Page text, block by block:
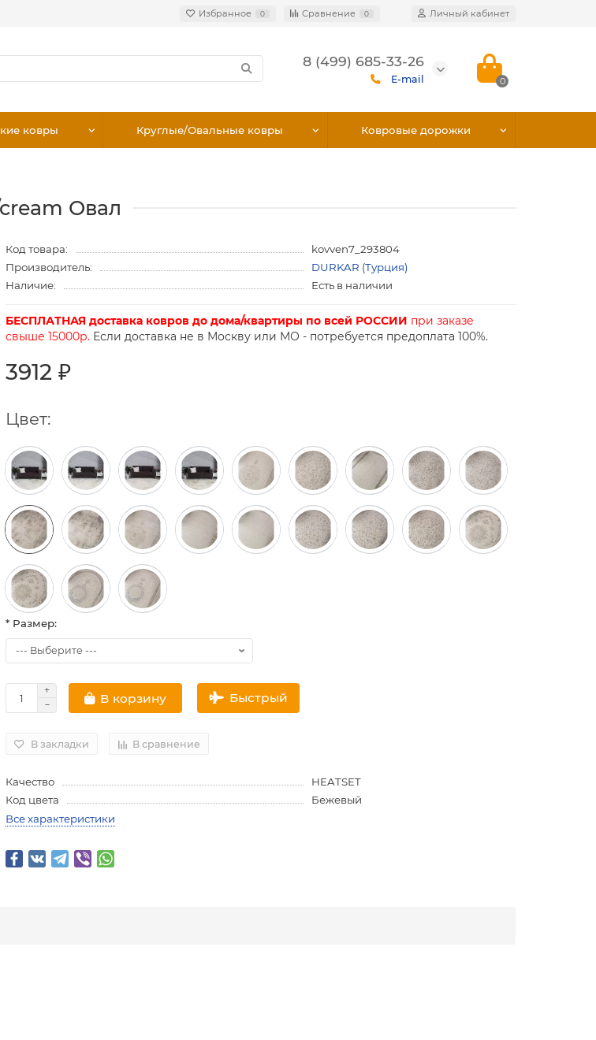
Избранное 0 Сравнение 0 Личный кабинет
8 (499) 685-33-26
E-mail 0
ковры Круглые/Овальные ковры Ковровые дорожки
Овал
Код товара:
kovven7_293804
Производитель:
DURKAR (Турция)
Наличие:
Есть в наличии
БЕСПЛАТНАЯ доставка ковров до дома/квартиры по всей РОССИИ при заказе
свыше 15000р. Если доставка не в Москву или МО - потребуется предоплата 100%.
3912 ₽
Цвет:
* Размер:
В корзину Быстрый
В закладки В сравнение
Качество
HEATSET
Код цвета
Бежевый
Все характеристики